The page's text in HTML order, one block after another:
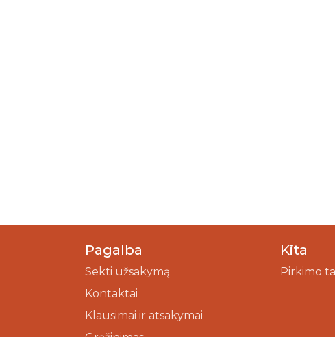
Pagalba
Sekti užsakymą
Kontaktai
Klausimai ir atsakymai
Kita
Pirkimo